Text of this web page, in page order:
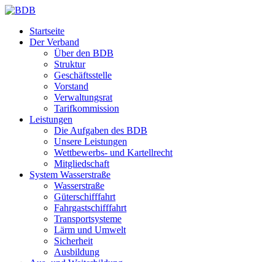
Startseite
Der Verband
Über den BDB
Struktur
Geschäftsstelle
Vorstand
Verwaltungsrat
Tarifkommission
Leistungen
Die Aufgaben des BDB
Unsere Leistungen
Wettbewerbs- und Kartellrecht
Mitgliedschaft
System Wasserstraße
Wasserstraße
Güterschifffahrt
Fahrgastschifffahrt
Transportsysteme
Lärm und Umwelt
Sicherheit
Ausbildung